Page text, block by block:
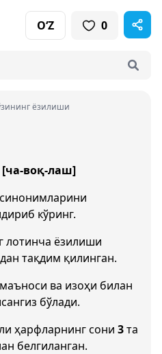
O‘Z 0
ёзилиши
[ча-воқ-лаш]
кўринг.
лотинча ёзилиши
тақдим қилинган.
ва изоҳи билан
бўлади.
ҳарфларнинг сони 3та
белгиланган.